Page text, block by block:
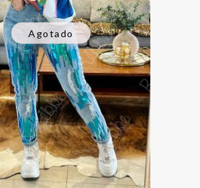
Agotado